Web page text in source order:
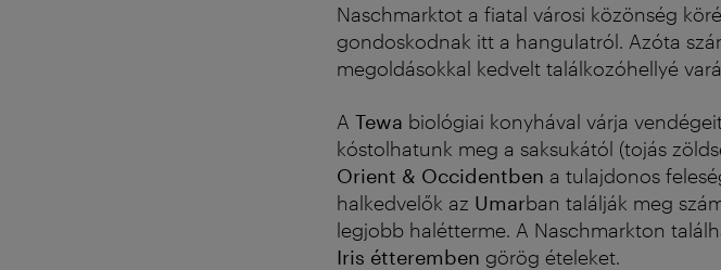
Naschmarktot a fiatal városi közönség
gondoskodnak itt a hangulatról. Azóta
megoldásokkal kedvelt találkozóhellyé
A Tewa biológiai konyhával várja
kóstolhatunk meg a saksukától (tojás
Orient & Occidentben a tulajdonos
halkedvelők az Umarban találják meg
legjobb halétterme. A Naschmarkton
Iris étteremben görög ételeket.